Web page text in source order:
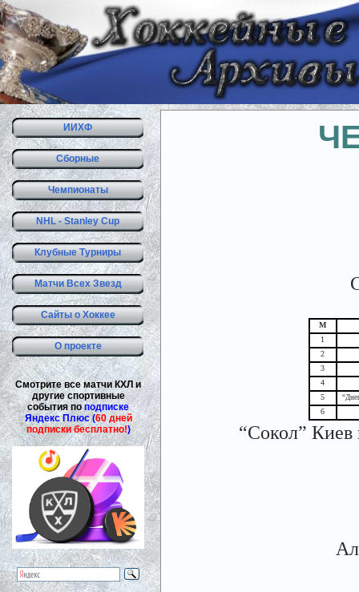
ИИХФ
Сборные
Чемпионаты
NHL - Stanley Cup
Клубные Турниры
Матчи Всех Звезд
Сайты о Хоккее
О проекте
Смотрите все матчи КХЛ и
другие спортивные
события поподписке
Яндекс Плюс (60 дней
подписки бесплатно!)
М
1
2
3
4
5
6
“Сокол” Киев